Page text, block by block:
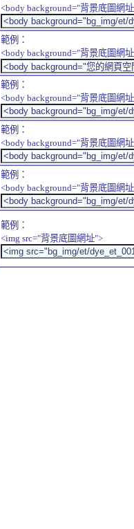
<body background="背景底圖網
範例：
<body background="背景底圖網
範例：
<body background="背景底圖網
範例：
<body background="背景底圖網
範例：
<body background="背景底圖網
範例：
<img src="背景底圖網址">